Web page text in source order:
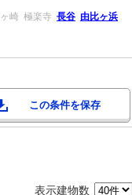
崎 極楽寺 長谷 由比ヶ浜
この条件を保存
表示建物数